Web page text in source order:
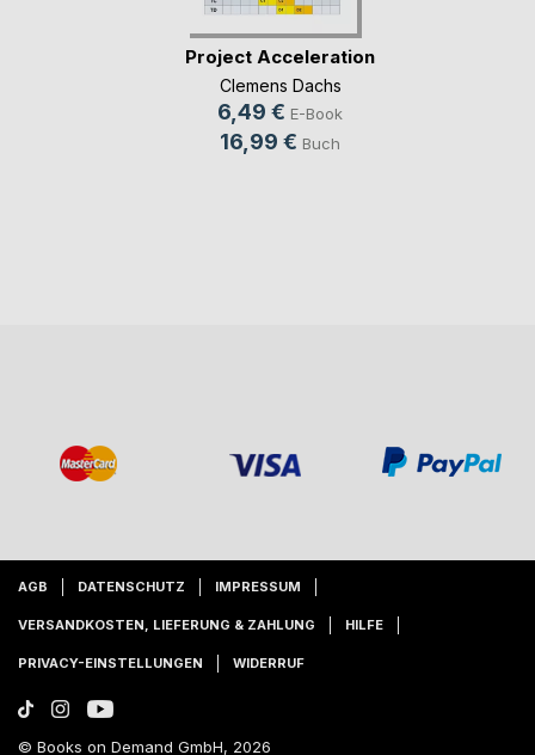
Project Acceleration
Clemens Dachs
6,49 € E-Book
16,99 € Buch
AGB DATENSCHUTZ IMPRESSUM
VERSANDKOSTEN, LIEFERUNG & ZAHLUNG HILFE
PRIVACY-EINSTELLUNGEN WIDERRUF
© Books on Demand GmbH, 2026